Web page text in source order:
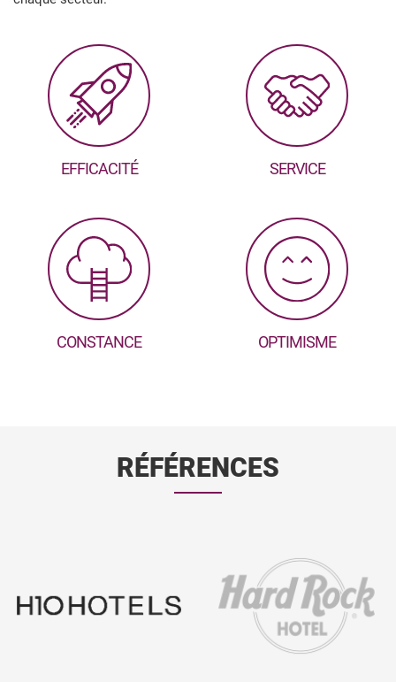
EFFICACITÉ SERVICE
CONSTANCE OPTIMISME
RÉFÉRENCES